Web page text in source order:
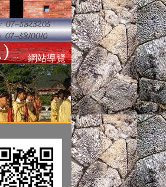
::: 網站導覽
城粉絲團~
氣品質監測站
圓夢助學網
戲軟體分級制